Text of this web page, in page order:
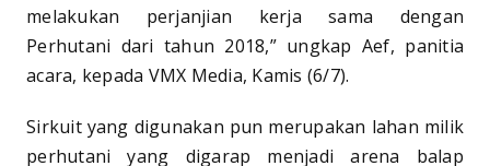
melakukan perjanjian kerja sama dengan
Perhutani dari tahun 2018,” ungkap Aef, panitia
acara, kepada VMX Media, Kamis (6/7).
Sirkuit yang digunakan pun merupakan lahan milik
perhutani yang digarap menjadi arena balap